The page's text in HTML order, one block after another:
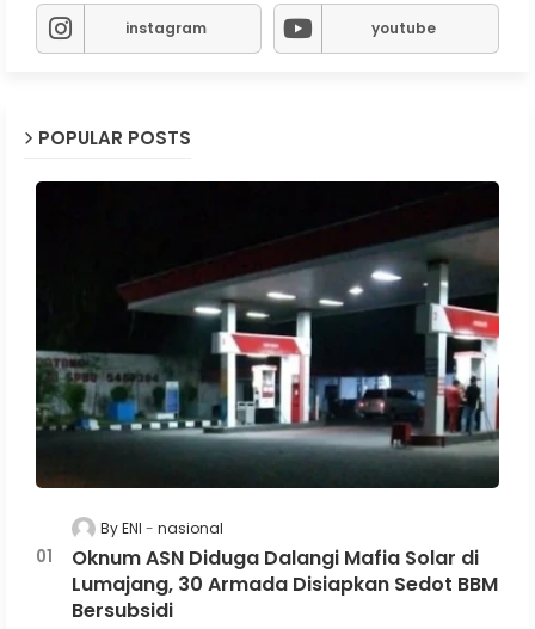
instagram youtube
POPULAR POSTS
By ENI nasional
Oknum ASN Diduga Dalangi Mafia Solar di
Lumajang, 30 Armada Disiapkan Sedot BBM
Bersubsidi